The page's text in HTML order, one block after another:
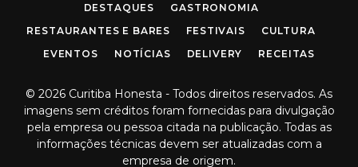
DESTAQUES
GASTRONOMIA
RESTAURANTES E BARES
FESTIVAIS
CULTURA
EVENTOS
NOTÍCIAS DELIVERY RECEITAS
© 2026 Curitiba Honesta - Todos direitos reservados. As
imagens sem créditos foram fornecidas para divulgação
pela empresa ou pessoa citada na publicação. Todas as
informações técnicas devem ser atualizadas com a
empresa de origem.